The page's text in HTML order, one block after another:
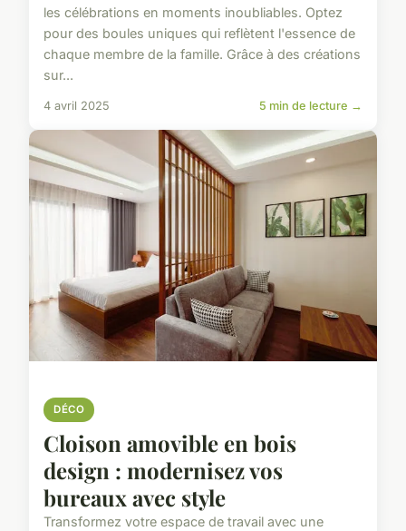
les célébrations en moments inoubliables. Optez
pour des boules uniques qui reflètent l'essence de
chaque membre de la famille. Grâce à des créations
sur...
4 avril 2025 5 min de lecture →
DÉCO
Cloison amovible en bois
design : modernisez vos
bureaux avec style
Transformez votre espace de travail avec une